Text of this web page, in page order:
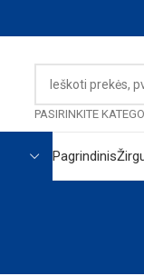
PASIRINKITE
Pagrindinis